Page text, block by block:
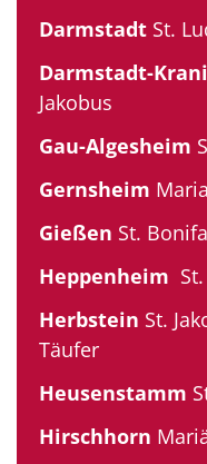
Darmstadt St.
Darmstadt-
Jakobus
Gau-Algesheim
Gernsheim
Gießen St.
Heppenheim
Herbstein St.
Täufer
Heusenstamm
Hirschhorn